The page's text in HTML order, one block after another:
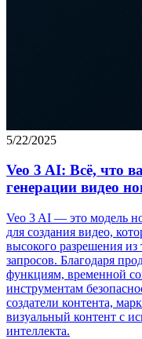
5/22/2025
Veo 3 AI: Всё, что
генерации видео
Veo 3 AI — это модель
для создания видео,
высокого разрешения
запросов. Благодаря
функциям, временной
инструментам
создатели контента,
визуальный контент с
интеллекта.